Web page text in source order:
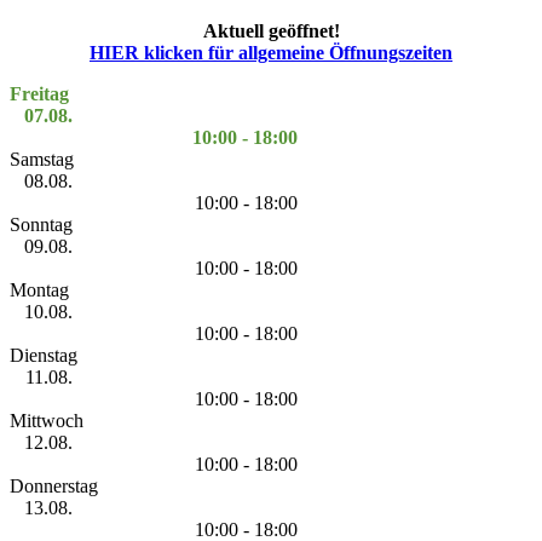
Aktuell geöffnet!
HIER klicken für allgemeine Öffnungszeiten
Freitag
07.08.
10:00 - 18:00
Samstag
08.08.
10:00 - 18:00
Sonntag
09.08.
10:00 - 18:00
Montag
10.08.
10:00 - 18:00
Dienstag
11.08.
10:00 - 18:00
Mittwoch
12.08.
10:00 - 18:00
Donnerstag
13.08.
10:00 - 18:00